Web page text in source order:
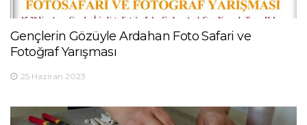
Gençlerin Gözüyle Ardahan Foto Safari ve
Fotoğraf Yarışması
25 Haziran 2023